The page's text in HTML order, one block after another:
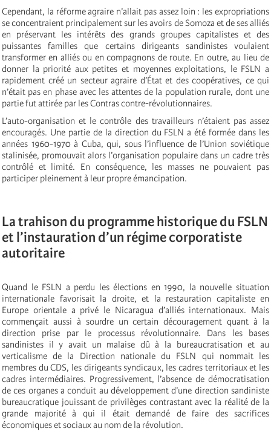
Cependant, la réforme agraire n’allait pas assez loin : les expropriations
se concentraient principalement sur les avoirs de Somoza et de ses alliés
en préservant les intérêts des grands groupes capitalistes et des
puissantes familles que certains dirigeants sandinistes voulaient
transformer en alliés ou en compagnons de route. En outre, au lieu de
donner la priorité aux petites et moyennes exploitations, le FSLN a
rapidement créé un secteur agraire d’État et des coopératives, ce qui
n’était pas en phase avec les attentes de la population rurale, dont une
partie fut attirée par les Contras contre-révolutionnaires.
L’auto-organisation et le contrôle des travailleurs n’étaient pas assez
encouragés. Une partie de la direction du FSLN a été formée dans les
années 1960-1970 à Cuba, qui, sous l’influence de l’Union soviétique
stalinisée, promouvait alors l’organisation populaire dans un cadre très
contrôlé et limité. En conséquence, les masses ne pouvaient pas
participer pleinement à leur propre émancipation.
La trahison du programme historique du FSLN
et l’instauration d’un régime corporatiste
autoritaire
Quand le FSLN a perdu les élections en 1990, la nouvelle situation
internationale favorisait la droite, et la restauration capitaliste en
Europe orientale a privé le Nicaragua d’alliés internationaux. Mais
commençait aussi à sourdre un certain découragement quant à la
direction prise par le processus révolutionnaire. Dans les bases
sandinistes il y avait un malaise dû à la bureaucratisation et au
verticalisme de la Direction nationale du FSLN qui nommait les
membres du CDS, les dirigeants syndicaux, les cadres territoriaux et les
cadres intermédiaires. Progressivement, l’absence de démocratisation
de ces organes a conduit au développement d’une direction sandiniste
bureaucratique jouissant de privilèges contrastant avec la réalité de la
grande majorité à qui il était demandé de faire des sacrifices
économiques et sociaux au nom de la révolution.